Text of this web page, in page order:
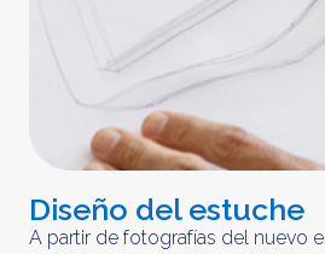
Diseño del estuche
A partir de fotografías del nuevo